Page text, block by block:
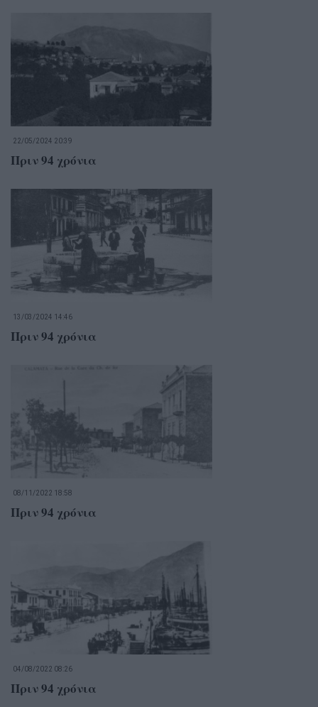
22/05/2024 20:39
Πριν 94 χρόνια
13/03/2024 14:46
Πριν 94 χρόνια
08/11/2022 18:58
Πριν 94 χρόνια
04/08/2022 08:26
Πριν 94 χρόνια